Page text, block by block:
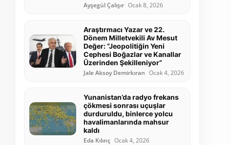
Ayşegül Çalışır Ocak 8, 2026
Araştırmacı Yazar ve 22.
Dönem Milletvekili Av Mesut
Değer: “Jeopolitiğin Yeni
Cephesi Boğazlar ve Kanallar
Üzerinden Şekilleniyor”
Jale Aksoy Demirkıran Ocak 4, 2026
Yunanistan’da radyo frekans
çökmesi sonrası uçuşlar
durduruldu, binlerce yolcu
havalimanlarında mahsur
kaldı
Eda Kılınç Ocak 4, 2026